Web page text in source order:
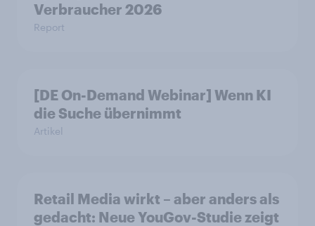
Verbraucher 2026
Report
[DE On-Demand Webinar] Wenn KI
die Suche übernimmt
Artikel
Retail Media wirkt – aber anders als
gedacht: Neue YouGov-Studie zeigt